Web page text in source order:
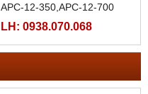
APC-12-350,APC-12-700
LH: 0938.070.068